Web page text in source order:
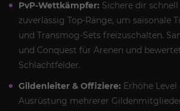
PvP-Wettkämpfer: Sichere dir
zuverlässig Top-Ränge, um saisonale
und Transmog-Sets freizuschalten.
und Conquest für Arenen und
Schlachtfelder.
Gildenleiter & Offiziere: Erhöhe Level
Ausrüstung mehrerer